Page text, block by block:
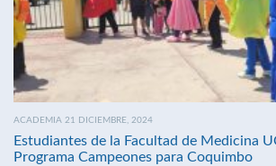
ACADEMIA 21 DICIEMBRE, 2024
Estudiantes de la Facultad de Medicina
Programa Campeones para Coquimbo